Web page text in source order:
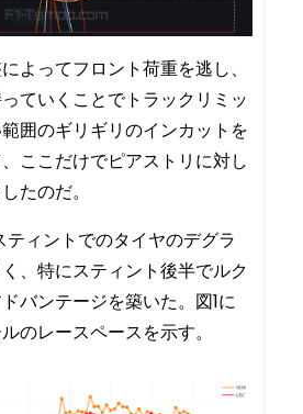
よってフロント荷重を逃し、
ていくことでトラックリミッ
囲のギリギリのインカットを
ここだけでピアストリに対し
たのだ。
ィントでのタイヤのデグラ
、特にスティント後半でルク
バンテージを築いた。図1に
のレースペースを示す。